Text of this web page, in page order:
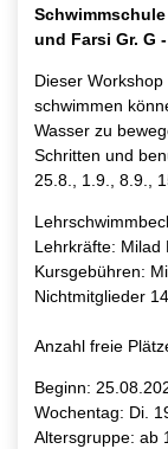
und Farsi Gr. G
Dieser
schwimmen
Wasser zu
Schritten und
25.8., 1.9., 8.9.,
Lehrkräfte: Milad
Kursgebühren:
Nichtmitglieder
Anzahl freie
Beginn:
Wochentag: Di.
Altersgruppe: ab